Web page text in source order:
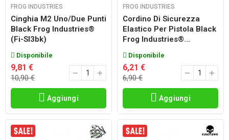
FROG INDUSTRIES
Cinghia M2 Uno/due Punti
Black Frog Industries®
(fi-Sl3bk)
Disponibile
9,81 €
10,90 €
Aggiungi
FROG INDUSTRIES
Cordino Di Sicurezza
Elastico Per Pistola Black
Frog Industries®...
Disponibile
6,21 €
6,90 €
Aggiungi